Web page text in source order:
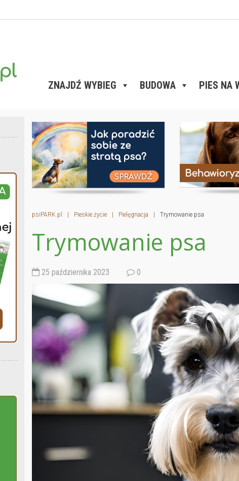
ZNAJDŹ WYBIEG BUDOWA PIES NA
psiPARK.pl Pieskie życie Pielęgnacja Trymowanie psa
Trymowanie psa
25 października 2023 0